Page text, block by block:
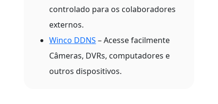
controlado para os colaboradores
externos.
Winco DDNS – Acesse facilmente
Câmeras, DVRs, computadores e
outros dispositivos.